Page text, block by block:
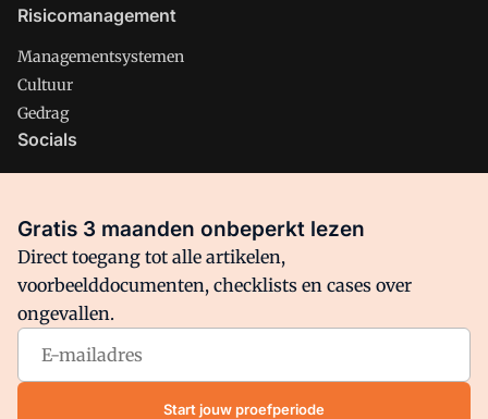
Risicomanagement
Managementsystemen
Cultuur
Gedrag
Socials
Facebook
Arbo is onderdeel van VMN media. Lees inons manifestwaar
VMN media voor staat. Op gebruik van deze site zijn de
volgende regelingen van toepassing:Algemene Voorwaarden
Privacy en Cookie beleid|Privacy instellingen
Gratis 3 maanden onbeperkt lezen
Direct toegang tot alle artikelen,
voorbeelddocumenten, checklists en cases over
ongevallen.
Start jouw proefperiode